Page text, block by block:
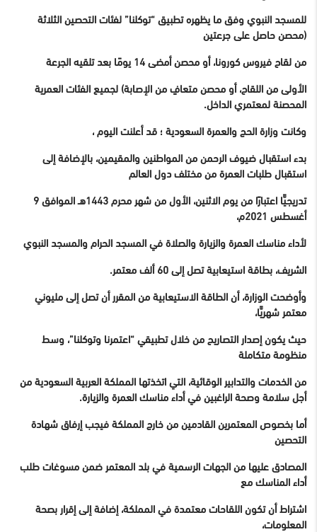
للمسجد النبوي وفق ما يظهره تطبيق “توكلنا” لفئات التحصين الثلاثة
(محصن حاصل على جرعتين
من لقاح فيروس كورونا، أو محصن أمضى 14 يومًا بعد تلقيه الجرعة
الأولى من اللقاح، أو محصن متعافٍ من الإصابة) لجميع الفئات العمرية
المحصنة لمعتمري الداخل.
وكانت وزارة الحج والعمرة السعودية ؛ قد أعلنت اليوم ،
بدء استقبال ضيوف الرحمن من المواطنين والمقيمين، بالإضافة إلى
استقبال طلبات العمرة من مختلف دول العالم
تدريجيًّا اعتبارًا من يوم الاثنين، الأول من شهر محرم 1443هـ الموافق 9
أغسطس 2021م،
لأداء مناسك العمرة والزيارة والصلاة في المسجد الحرام والمسجد النبوي
الشريف، بطاقة استيعابية تصل إلى 60 ألف معتمر.
وأوضحت الوزارة، أن الطاقة الاستيعابية من المقرر أن تصل إلى مليوني
معتمر شهريًّا،
حيث يكون إصدار التصاريح من خلال تطبيقي “اعتمرنا وتوكلنا”، وسط
منظومة متكاملة
من الخدمات والتدابير الوقائية، التي اتخذتها المملكة العربية السعودية من
أجل سلامة وصحة الراغبين في أداء مناسك العمرة والزيارة.
أما بخصوص المعتمرين القادمين من خارج المملكة فيجب إرفاق شهادة
التحصين
المصادق عليها من الجهات الرسمية في بلد المعتمر ضمن مسوغات طلب
أداء المناسك مع
اشتراط أن تكون اللقاحات معتمدة في المملكة، إضافة إلى إقرار بصحة
المعلومات،